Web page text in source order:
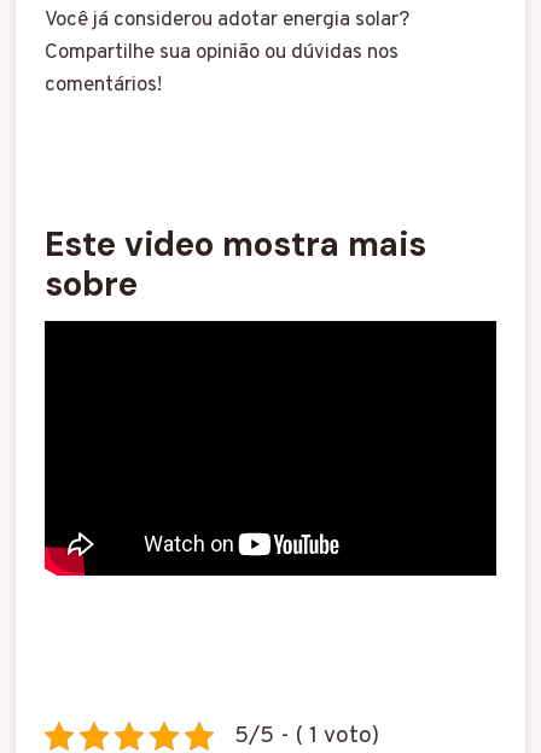
Você já considerou adotar energia solar?
Compartilhe sua opinião ou dúvidas nos
comentários!
Este video mostra mais
sobre
5/5 - ( 1 voto)